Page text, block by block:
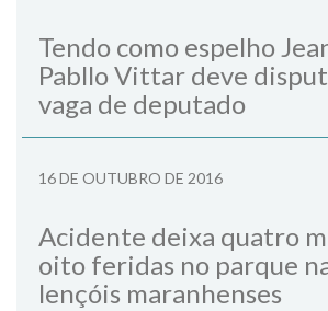
Tendo como espelho
Pabllo Vittar deve
vaga de deputado
16 DE OUTUBRO DE 2016
Acidente deixa quatro
oito feridas no parque
lençóis maranhenses